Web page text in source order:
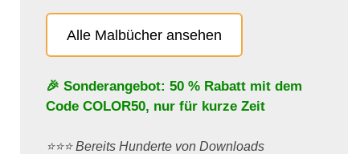
Alle Malbücher ansehen
🎉 Sonderangebot: 50 % Rabatt mit dem
Code COLOR50, nur für kurze Zeit
⭐️⭐️⭐️ Bereits Hunderte von Downloads